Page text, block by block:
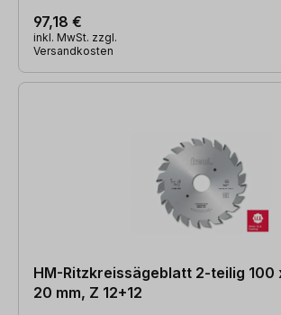
97,18 €
inkl. MwSt. zzgl.
Versandkosten
HM-Ritzkreissägeblatt 2-teilig 100
20 mm, Z 12+12